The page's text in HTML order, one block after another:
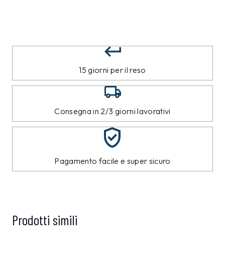
15 giorni per il reso
Consegna in 2/3 giorni lavorativi
Pagamento facile e super sicuro
Prodotti simili